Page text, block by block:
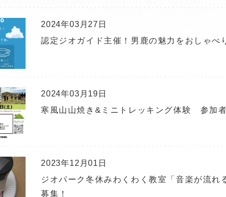
2024年03月27日
認定ジオガイド主催！男鹿の魅力をおしゃべ
2024年03月19日
寒風山山焼き&ミニトレッキング体験 参加
2023年12月01日
ジオパーク冬休みわくわく教室「音楽が流
募集！